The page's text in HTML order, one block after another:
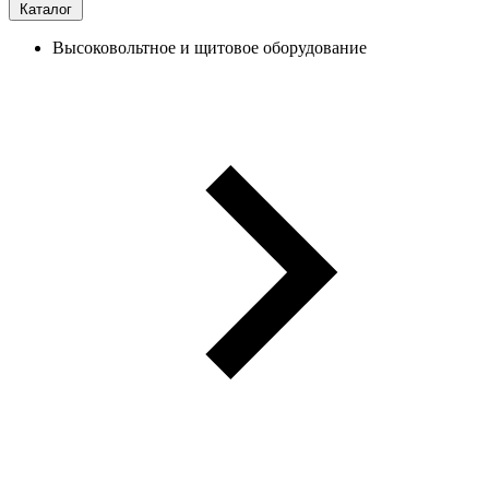
Каталог
Высоковольтное и щитовое оборудование